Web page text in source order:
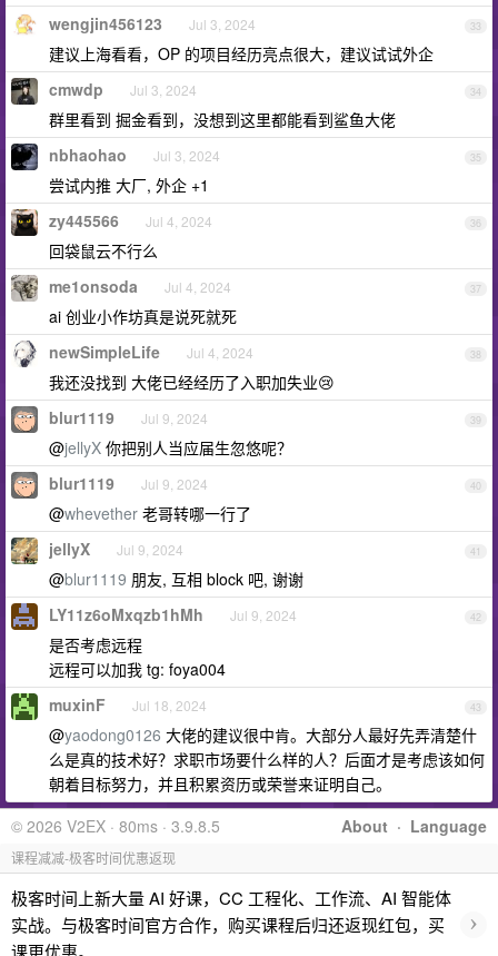
33
wengjin456123 Jul 3, 2024
建议上海看看，OP 的项目经历亮点很大，建议试试外企
34
cmwdp Jul 3, 2024
群里看到 掘金看到，没想到这里都能看到鲨鱼大佬
35
nbhaohao Jul 3, 2024
尝试内推 大厂, 外企 +1
36
zy445566 Jul 4, 2024
回袋鼠云不行么
37
me1onsoda Jul 4, 2024
ai 创业小作坊真是说死就死
38
newSimpleLife Jul 4, 2024
我还没找到 大佬已经经历了入职加失业😢
39
blur1119 Jul 9, 2024
@jellyX 你把别人当应届生忽悠呢？
40
blur1119 Jul 9, 2024
@whevether 老哥转哪一行了
41
jellyX Jul 9, 2024
@blur1119 朋友, 互相 block 吧, 谢谢
42
LY11z6oMxqzb1hMh Jul 9, 2024
是否考虑远程
远程可以加我 tg: foya004
43
muxinF Jul 18, 2024
@yaodong0126 大佬的建议很中肯。大部分人最好先弄清楚什
么是真的技术好？求职市场要什么样的人？后面才是考虑该如何
朝着目标努力，并且积累资历或荣誉来证明自己。
About · Language
© 2026 V2EX · 80ms · 3.9.8.5
课程减减-极客时间优惠返现
极客时间上新大量 AI 好课，CC 工程化、工作流、AI 智能体
实战。与极客时间官方合作，购买课程后归还返现红包，买
课更优惠。
›